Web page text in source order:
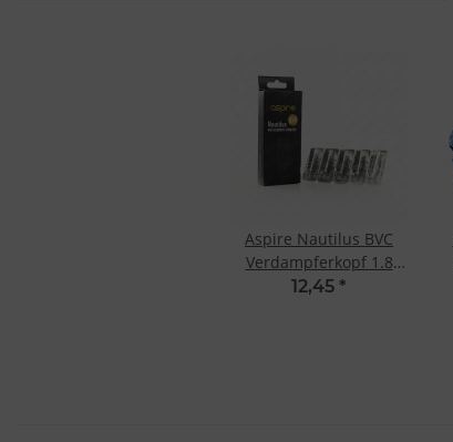
Aspire Nautilus BVC
Verdampferkopf 1.8
Ohm (5 Stk.)
12,45 *